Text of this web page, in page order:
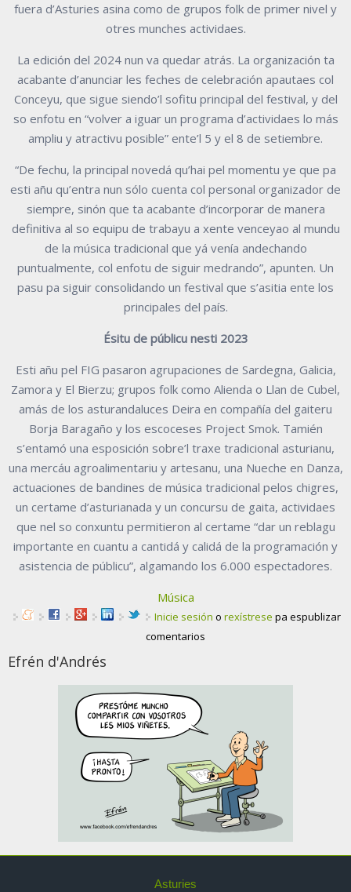
fuera d’Asturies asina como de grupos folk de primer nivel y
otres munches actividaes.
La edición del 2024 nun va quedar atrás. La organización ta
acabante d’anunciar les feches de celebración apautaes col
Conceyu, que sigue siendo’l sofitu principal del festival, y del
so enfotu en “volver a iguar un programa d’actividaes lo más
ampliu y atractivu posible” ente’l 5 y el 8 de setiembre.
“De fechu, la principal novedá qu’hai pel momentu ye que pa
esti añu qu’entra nun sólo cuenta col personal organizador de
siempre, sinón que ta acabante d’incorporar de manera
definitiva al so equipu de trabayu a xente venceyao al mundu
de la música tradicional que yá venía andechando
puntualmente, col enfotu de siguir medrando”, apunten. Un
pasu pa siguir consolidando un festival que s’asitia ente los
principales del país.
Ésitu de públicu nesti 2023
Esti añu pel FIG pasaron agrupaciones de Sardegna, Galicia,
Zamora y El Bierzu; grupos folk como Alienda o Llan de Cubel,
amás de los asturandaluces Deira en compañía del gaiteru
Borja Baragaño y los escoceses Project Smok. Tamién
s’entamó una esposición sobre’l traxe tradicional asturianu,
una mercáu agroalimentariu y artesanu, una Nueche en Danza,
actuaciones de bandines de música tradicional pelos chigres,
un certame d’asturianada y un concursu de gaita, actividaes
que nel so conxuntu permitieron al certame “dar un reblagu
importante en cuantu a cantidá y calidá de la programación y
asistencia de públicu”, algamando los 6.000 espectadores.
Música
Inicie sesión o rexístrese pa espublizar
comentarios
Efrén d'Andrés
Asturies